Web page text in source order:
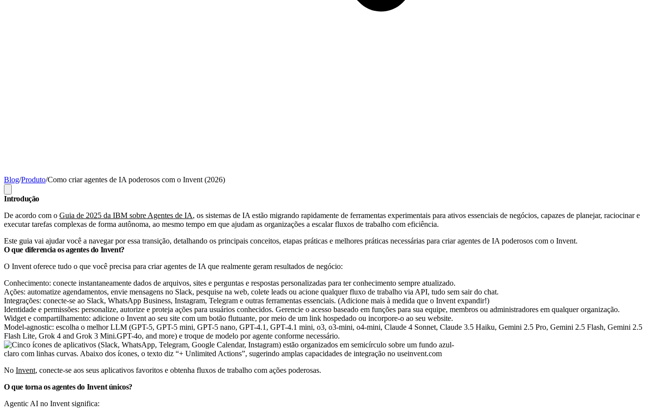
Blog/Produto/Como criar agentes de IA poderosos com o Invent (2026)
Introdução
De acordo com o Guia de 2025 da IBM sobre Agentes de IA, os sistemas de IA estão migrando rapidamente de ferramentas experimentais para ativos essenciais de negócios, capazes de planejar, raciocinar e
executar tarefas complexas de forma autônoma, ao mesmo tempo em que ajudam as organizações a escalar fluxos de trabalho com eficiência.
Este guia vai ajudar você a navegar por essa transição, detalhando os principais conceitos, etapas práticas e melhores práticas necessárias para criar agentes de IA poderosos com o Invent.
O que diferencia os agentes do Invent?
O Invent oferece tudo o que você precisa para criar agentes de IA que realmente geram resultados de negócio:
Conhecimento: conecte instantaneamente dados de arquivos, sites e perguntas e respostas personalizadas para ter conhecimento sempre atualizado.
Ações: automatize agendamentos, envie mensagens no Slack, pesquise na web, colete leads ou acione qualquer fluxo de trabalho via API, tudo sem sair do chat.
Integrações: conecte-se ao Slack, WhatsApp Business, Instagram, Telegram e outras ferramentas essenciais. (Adicione mais à medida que o Invent expandir!)
Identidade e permissões: personalize, autorize e proteja ações para usuários conhecidos. Gerencie o acesso baseado em funções para sua equipe, membros ou administradores em qualquer organização.
Widget e compartilhamento: adicione o Invent ao seu site com um botão flutuante, por meio de um link hospedado ou incorpore-o ao seu website.
Model-agnostic: escolha o melhor LLM (GPT-5, GPT-5 mini, GPT-5 nano, GPT-4.1, GPT-4.1 mini, o3, o3-mini, o4-mini, Claude 4 Sonnet, Claude 3.5 Haiku, Gemini 2.5 Pro, Gemini 2.5 Flash, Gemini 2.5
Flash Lite, Grok 4 and Grok 3 Mini.GPT-4o, and more) e troque de modelo por agente conforme necessário.
No Invent, conecte-se aos seus aplicativos favoritos e obtenha fluxos de trabalho com ações poderosas.
O que torna os agentes do Invent únicos?
Agentic AI no Invent significa: